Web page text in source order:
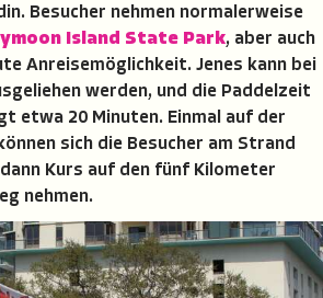
Besucher nehmen normalerweise
Island State Park, aber auch
Anreisemöglichkeit. Jenes kann bei
werden, und die Paddelzeit
etwa 20 Minuten. Einmal auf der
sich die Besucher am Strand
Kurs auf den fünf Kilometer
nehmen.